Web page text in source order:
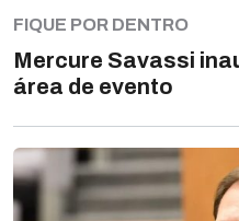
FIQUE POR DENTRO
Mercure Savassi
área de evento